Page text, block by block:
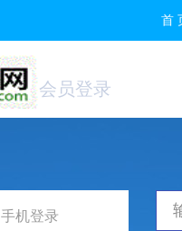
首
会员登录
手机登录